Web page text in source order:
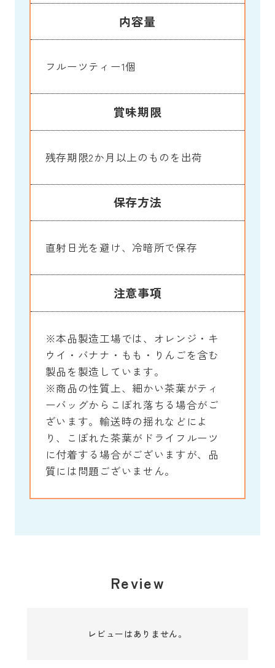
内容量
フルーツティー1個
賞味期限
残存期限2か月以上のものを出荷
保存方法
直射日光を避け、冷暗所で保存
注意事項
※本品製造工場では、オレンジ・キ
ウイ・バナナ・もも・りんごを含む
製品を製造しています。
※商品の性質上、細かい茶葉がティ
ーバッグからこぼれ落ちる場合がご
ざいます。輸送時の揺れなどによ
り、こぼれた茶葉がドライフルーツ
に付着する場合がございますが、品
質には問題ございません。
Review
レビューはありません。